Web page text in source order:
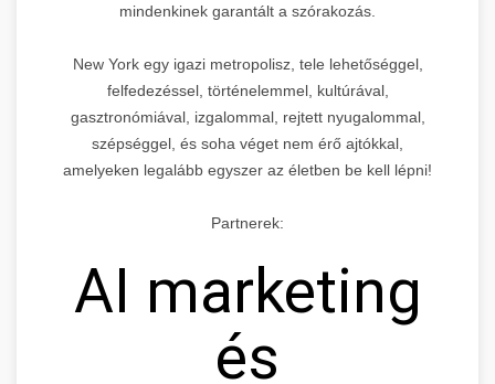
mindenkinek garantált a szórakozás.
New York egy igazi metropolisz, tele lehetőséggel,
felfedezéssel, történelemmel, kultúrával,
gasztronómiával, izgalommal, rejtett nyugalommal,
szépséggel, és soha véget nem érő ajtókkal,
amelyeken legalább egyszer az életben be kell lépni!
Partnerek:
AI marketing
és